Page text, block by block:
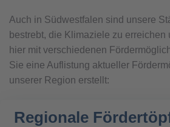
Auch in Südwestfalen sind unsere
bestrebt, die Klimaziele zu erreichen
hier mit verschiedenen
Sie eine Auflistung aktueller
unserer Region erstellt:
Regionale